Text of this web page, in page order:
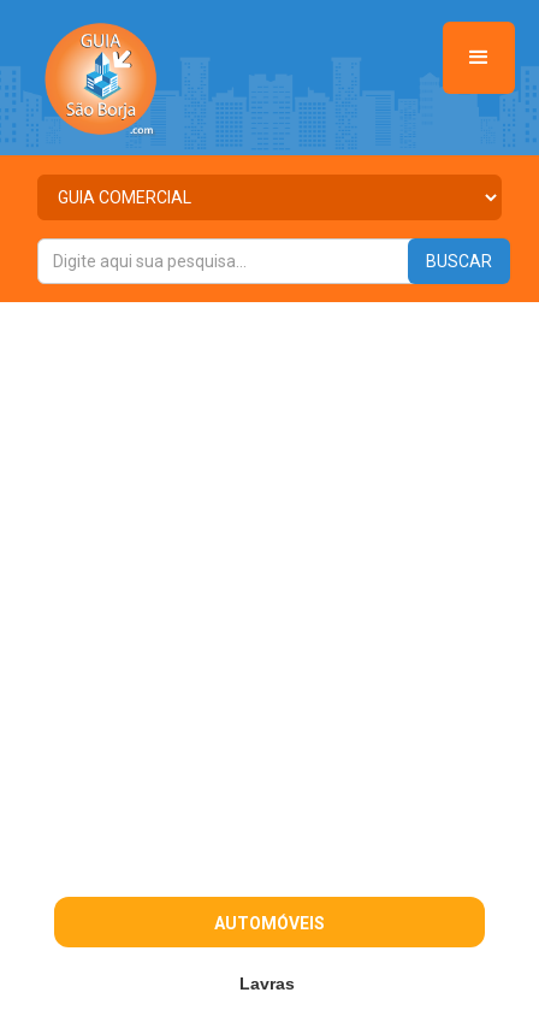
AUTOMÓVEIS
Lavras